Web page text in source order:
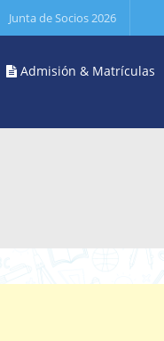
Junta de Socios 2026
Admisión & Matrículas